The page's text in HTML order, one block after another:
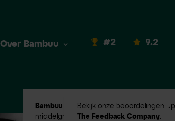
Over Bambuu #2
Bambuu #2
in Emerce100
middelgroot digital
9.2
Bekijk onze beoordelingen op
The Feedback Company.